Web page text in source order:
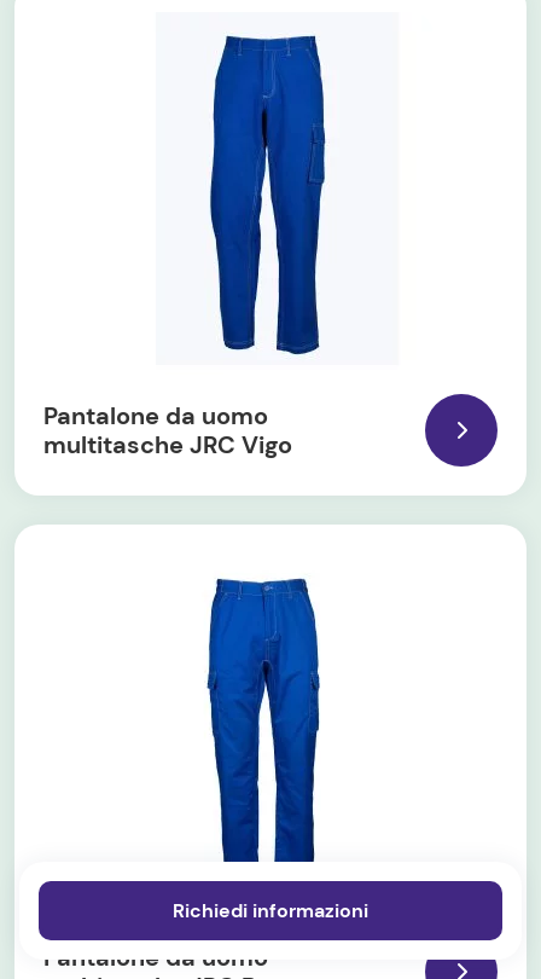
Richiedi informazioni
Pantalone da uomo
multitasche JRC Vigo
Pantalone da uomo